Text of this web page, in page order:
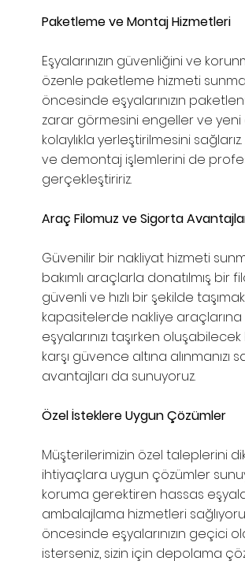
Paketleme ve Montaj Hizmetleri
Eşyalarınızın güvenliğini ve
özenle paketleme hizmeti
öncesinde eşyalarınızın
zarar görmesini engeller ve yeni
kolaylıkla yerleştirilmesini
ve demontaj işlemlerini de
gerçekleştiririz.
Araç Filomuz ve Sigorta
Güvenilir bir nakliyat hizmeti
bakımlı araçlarla donatılmış bir
güvenli ve hızlı bir şekilde
kapasitelerde nakliye araçlarına
eşyalarınızı taşırken
karşı güvence altına alınmanızı
avantajları da sunuyoruz.
Özel İsteklere Uygun Çözümler
Müşterilerimizin özel taleplerini
ihtiyaçlara uygun çözümler
koruma gerektiren hassas
ambalajlama hizmetleri
öncesinde eşyalarınızın geçici
isterseniz, sizin için depolama